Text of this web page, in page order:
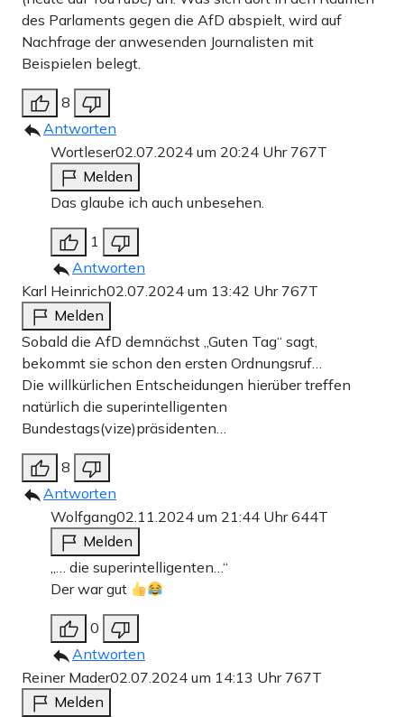
des Parlaments gegen die AfD abspielt, wird auf
Nachfrage der anwesenden Journalisten mit
Beispielen belegt.
8
Antworten
Wortleser02.07.2024 um 20:24 Uhr 767T
Melden
Das glaube ich auch unbesehen.
1
Antworten
Karl Heinrich02.07.2024 um 13:42 Uhr 767T
Melden
Sobald die AfD demnächst „Guten Tag“ sagt,
bekommt sie schon den ersten Ordnungsruf…
Die willkürlichen Entscheidungen hierüber treffen
natürlich die superintelligenten
Bundestags(vize)präsidenten…
8
Antworten
Wolfgang02.11.2024 um 21:44 Uhr644T
Melden
„… die superintelligenten…“
Der war gut
0
Antworten
Reiner Mader02.07.2024 um 14:13 Uhr 767T
Melden